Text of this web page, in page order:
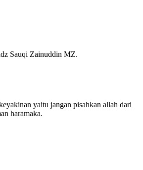
Sauqi Zainuddin MZ.
yaitu jangan pisahkan allah dari
haramaka.